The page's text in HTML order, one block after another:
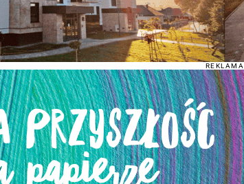
REKLAMA